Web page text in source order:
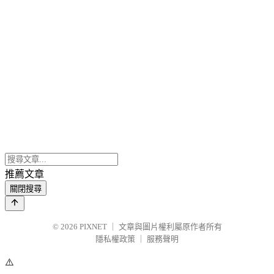
推薦文章
關閉搜尋
© 2026 PIXNET
文章與圖片權利屬原作者所有
隱私權政策
服務聲明
⚠️